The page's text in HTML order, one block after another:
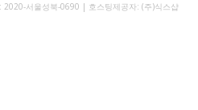
2020-서울성북-0690 | 호스팅제공자: (주)식스샵